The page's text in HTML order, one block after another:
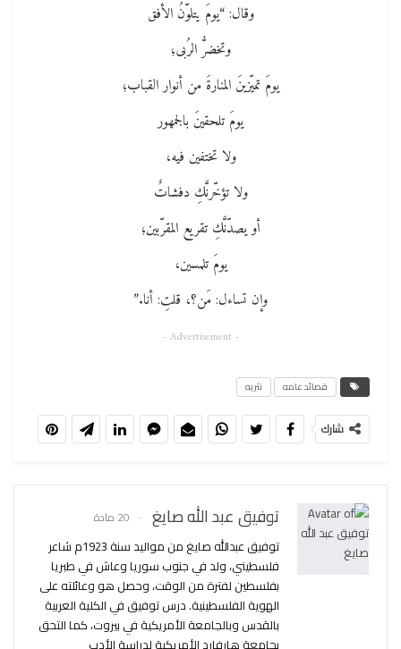
وقال: “يومَ يتلوّنُ الأفق
وتخضرُّ الرُبى؛
يومَ تميّزينَ المنارةَ من أنوار القباب؛
يومَ تلحقينَ بالجمهور
ولا تختفين فيه،
ولا تؤخّرنَّكِ دفشاتٌ
أو يصدّنَّكِ تقريع المقرّبين؛
يومَ تلمسين،
وإن تساءل: مَن؟، قلتِ: أنا.”
- Advertisement -
قصائد عامه نثريه
شارك
توفيق عبد الله صايغ 20 مادة
توفيق عبدالله صايغ من مواليد سنة 1923م شاعر
فلسطيني، ولد في جنوب سوريا وعاش في طبريا
بفلسطين لفترة من الوقت، وحصل هو وعائلته على
الهوية الفلسطينية. درس توفيق في الكلية العربية
بالقدس وبالجامعة الأمريكية في بيروت، كما التحق
بجامعة هارفارد الأمريكية لدراسة الأدب